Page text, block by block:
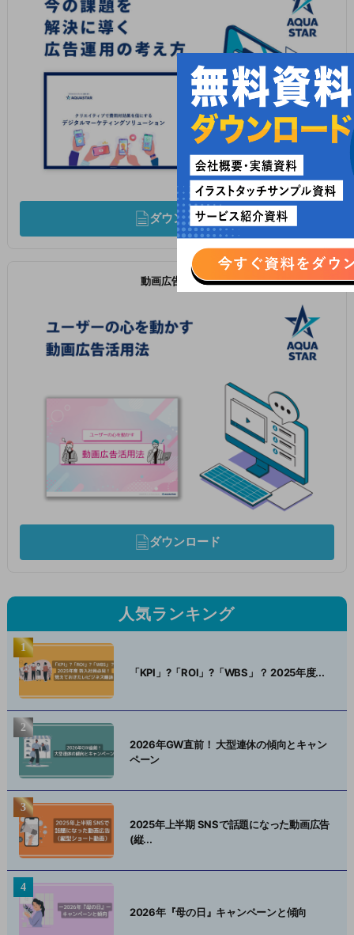
ダウンロード
動画広告活用法
ダウンロード
人気ランキング
「KPI」?「ROI」?「WBS」？ 2025年度...
2026年GW直前！ 大型連休の傾向とキャン
ペーン
2025年上半期 SNSで話題になった動画広告
(縦...
2026年『母の日』キャンペーンと傾向